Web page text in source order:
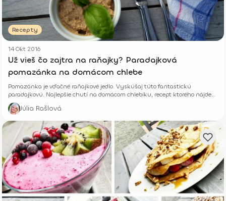
Recepty
14 Okt 2016
Už vieš čo zajtra na raňajky? Paradajková
pomazánka na domácom chlebe
Pomazánka je vďačné raňajkové jedlo. Vyskúšaj túto fantastickú
paradajkovú. Najlepšie chutí na domácom chlebíku, recept ktorého nájdeš
aj tu.
Júlia Rašlová